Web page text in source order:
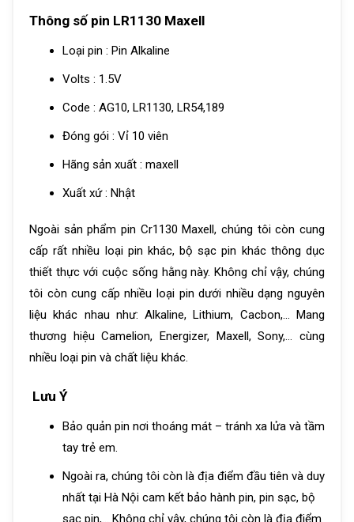
Thông số pin LR1130 Maxell
Loại pin : Pin Alkaline
Volts : 1.5V
Code : AG10, LR1130, LR54,189
Đóng gói : Vỉ 10 viên
Hãng sản xuất : maxell
Xuất xứ : Nhật
Ngoài sản phẩm pin Cr1130 Maxell, chúng tôi còn cung
cấp rất nhiều loại pin khác, bộ sạc pin khác thông dục
thiết thực với cuộc sống hằng này. Không chỉ vậy, chúng
tôi còn cung cấp nhiều loại pin dưới nhiều dạng nguyên
liệu khác nhau như: Alkaline, Lithium, Cacbon,… Mang
thương hiệu Camelion, Energizer, Maxell, Sony,… cùng
nhiều loại pin và chất liệu khác.
Lưu Ý
Bảo quản pin nơi thoáng mát – tránh xa lửa và tầm
tay trẻ em.
Ngoài ra, chúng tôi còn là địa điểm đầu tiên và duy
nhất tại Hà Nội cam kết bảo hành pin, pin sạc, bộ
sạc pin,… Không chỉ vậy, chúng tôi còn là địa điểm